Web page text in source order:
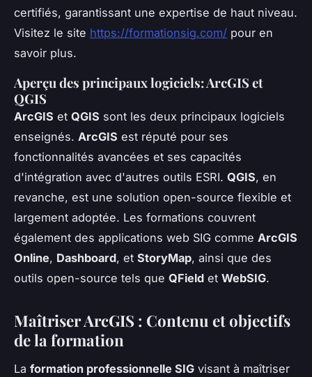
certifiés, garantissant une expertise de haut niveau.
Visitez le site https://formationsig.com/ pour en
savoir plus.
Aperçu des principaux logiciels: ArcGIS et
QGIS
ArcGIS et QGIS sont les deux principaux logiciels
enseignés. ArcGIS est réputé pour ses
fonctionnalités avancées et ses capacités
d'intégration avec d'autres outils ESRI. QGIS, en
revanche, est une solution open-source flexible et
largement adoptée. Les formations couvrent
également des applications web SIG comme ArcGIS
Online, Dashboard, et StoryMap, ainsi que des
outils open-source tels que QField et WebSIG.
Maîtriser ArcGIS : Contenu et objectifs
de la formation
La formation professionnelle SIG visant à maîtriser